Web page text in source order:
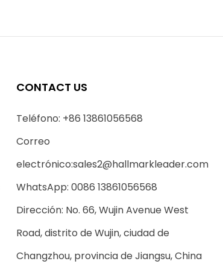
CONTACT US
Teléfono: +86 13861056568
Correo
electrónico:sales2@hallmarkleader.com
WhatsApp: 0086 13861056568
Dirección: No. 66, Wujin Avenue West
Road, distrito de Wujin, ciudad de
Changzhou, provincia de Jiangsu, China